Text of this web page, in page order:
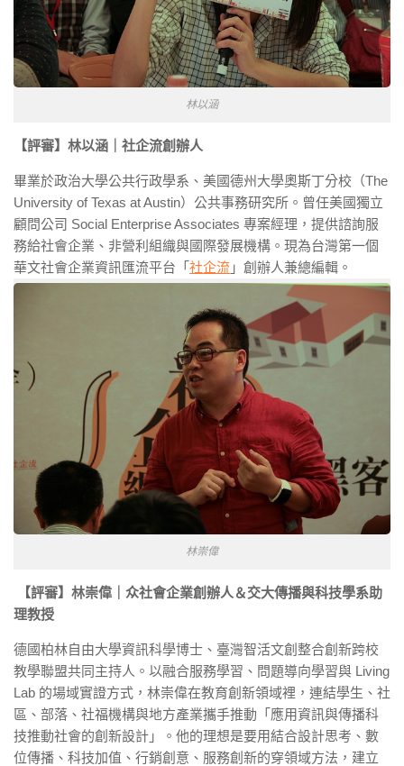
林以涵
【評審】林以涵｜社企流創辦人
畢業於政治大學公共行政學系、美國德州大學奧斯丁分校（The
University of Texas at Austin）公共事務研究所。曾任美國獨立
顧問公司 Social Enterprise Associates 專案經理，提供諮詢服
務給社會企業、非營利組織與國際發展機構。現為台灣第一個
華文社會企業資訊匯流平台「 社企流 」創辦人兼總編輯。
林崇偉
【評審】林崇偉｜众社會企業創辦人＆交大傳播與科技學系助
理教授
德國柏林自由大學資訊科學博士、臺灣智活文創整合創新跨校
教學聯盟共同主持人。以融合服務學習、問題導向學習與 Living
Lab 的場域實證方式，林崇偉在教育創新領域裡，連結學生、社
區、部落、社福機構與地方產業攜手推動「應用資訊與傳播科
技推動社會的創新設計」。他的理想是要用結合設計思考、數
位傳播、科技加值、行銷創意、服務創新的穿領域方法，建立